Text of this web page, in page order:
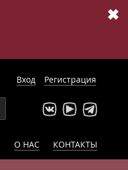
✖
Вход Регистрация
О НАС КОНТАКТЫ